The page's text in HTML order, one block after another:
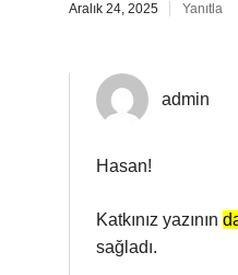
Aralık 24, 2025 Yanıtla
admin
Hasan!
Katkınız yazının
sağladı.